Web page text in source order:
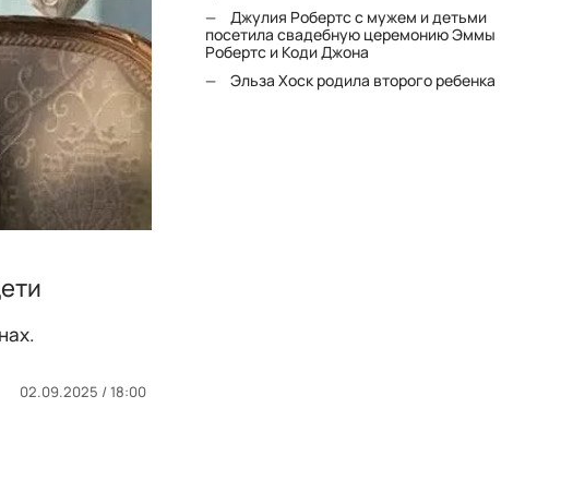
02.09.2025 / 18:00
Джулия Робертс с мужем и детьми
посетила свадебную церемонию Эммы
Робертс и Коди Джона
Эльза Хоск родила второго ребенка